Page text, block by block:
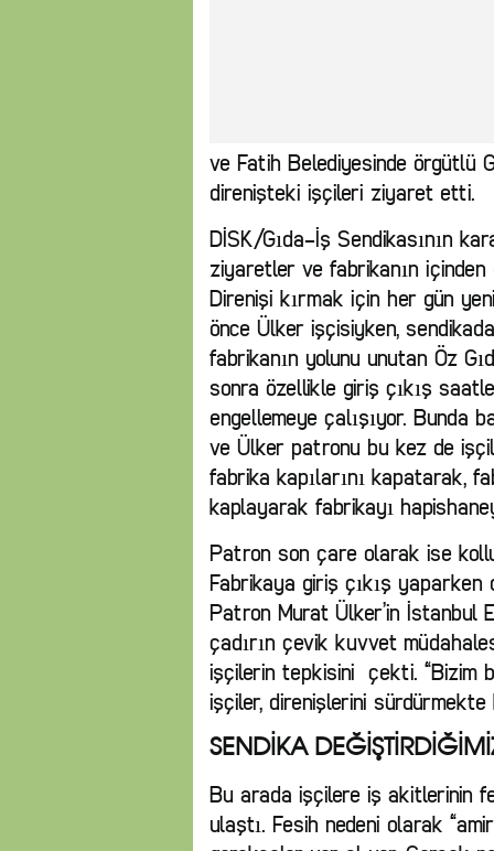
ve Fatih Belediyesinde örgütlü
direnişteki işçileri ziyaret etti.
DİSK/Gıda-İş Sendikasının
ziyaretler ve fabrikanın
Direnişi kırmak için her gün
önce Ülker işçisiyken,
fabrikanın yolunu unutan Öz
sonra özellikle giriş çıkış
engellemeye çalışıyor. Bunda
ve Ülker patronu bu kez de
fabrika kapılarını kapatarak,
kaplayarak fabrikayı
Patron son çare olarak ise
Fabrikaya giriş çıkış yaparken
Patron Murat Ülker’in İstanbul
çadırın çevik kuvvet
işçilerin tepkisini çekti. “Bizim
işçiler, direnişlerini sürdürmekte
SENDİKA
Bu arada işçilere iş akitlerinin
ulaştı. Fesih nedeni olarak